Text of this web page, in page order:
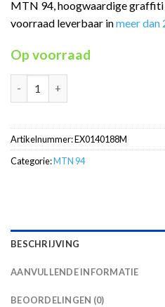
MTN 94, hoogwaardige graffiti
voorraad leverbaar inmeer dan
Op voorraad
Artikelnummer:EX0140188M
Categorie:MTN 94
BESCHRIJVING
AANVULLENDE INFORMATIE
BEOORDELINGEN (0)